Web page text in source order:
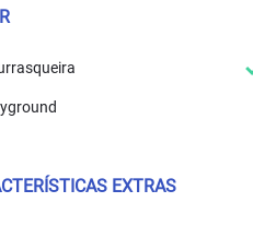
EXTRAS